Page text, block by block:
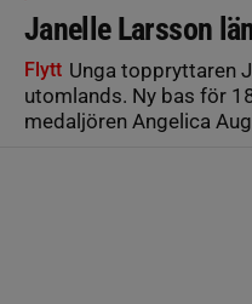
Janelle Larsson
Flytt Unga toppryttaren
utomlands. Ny bas för
medaljören Angelica